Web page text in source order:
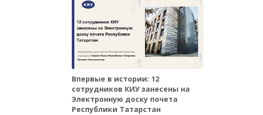
Впервые в истории: 12
сотрудников КИУ занесены на
Электронную доску почета
Республики Татарстан